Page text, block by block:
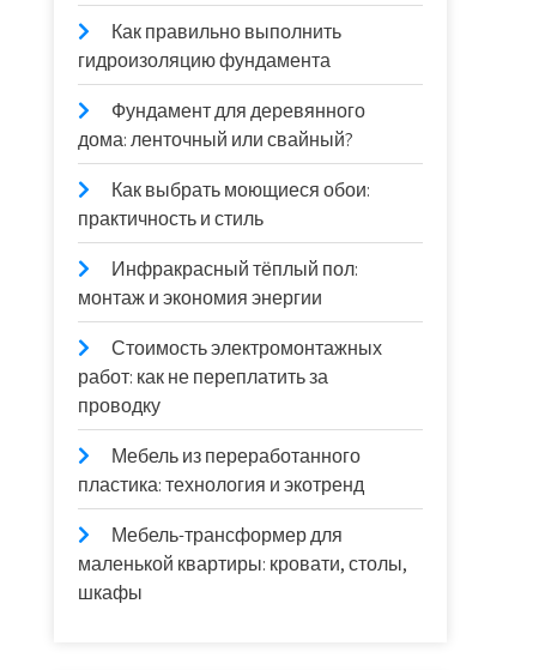
Как правильно выполнить
гидроизоляцию фундамента
Фундамент для деревянного
дома: ленточный или свайный?
Как выбрать моющиеся обои:
практичность и стиль
Инфракрасный тёплый пол:
монтаж и экономия энергии
Стоимость электромонтажных
работ: как не переплатить за
проводку
Мебель из переработанного
пластика: технология и экотренд
Мебель-трансформер для
маленькой квартиры: кровати, столы,
шкафы